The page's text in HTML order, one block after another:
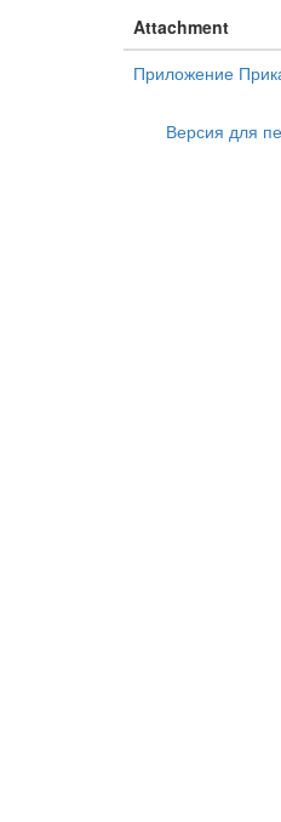
Attachment
Приложение
Версия для